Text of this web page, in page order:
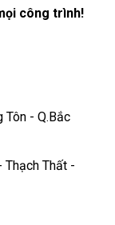
công trình!
Tôn - Q.Bắc
Thạch Thất -